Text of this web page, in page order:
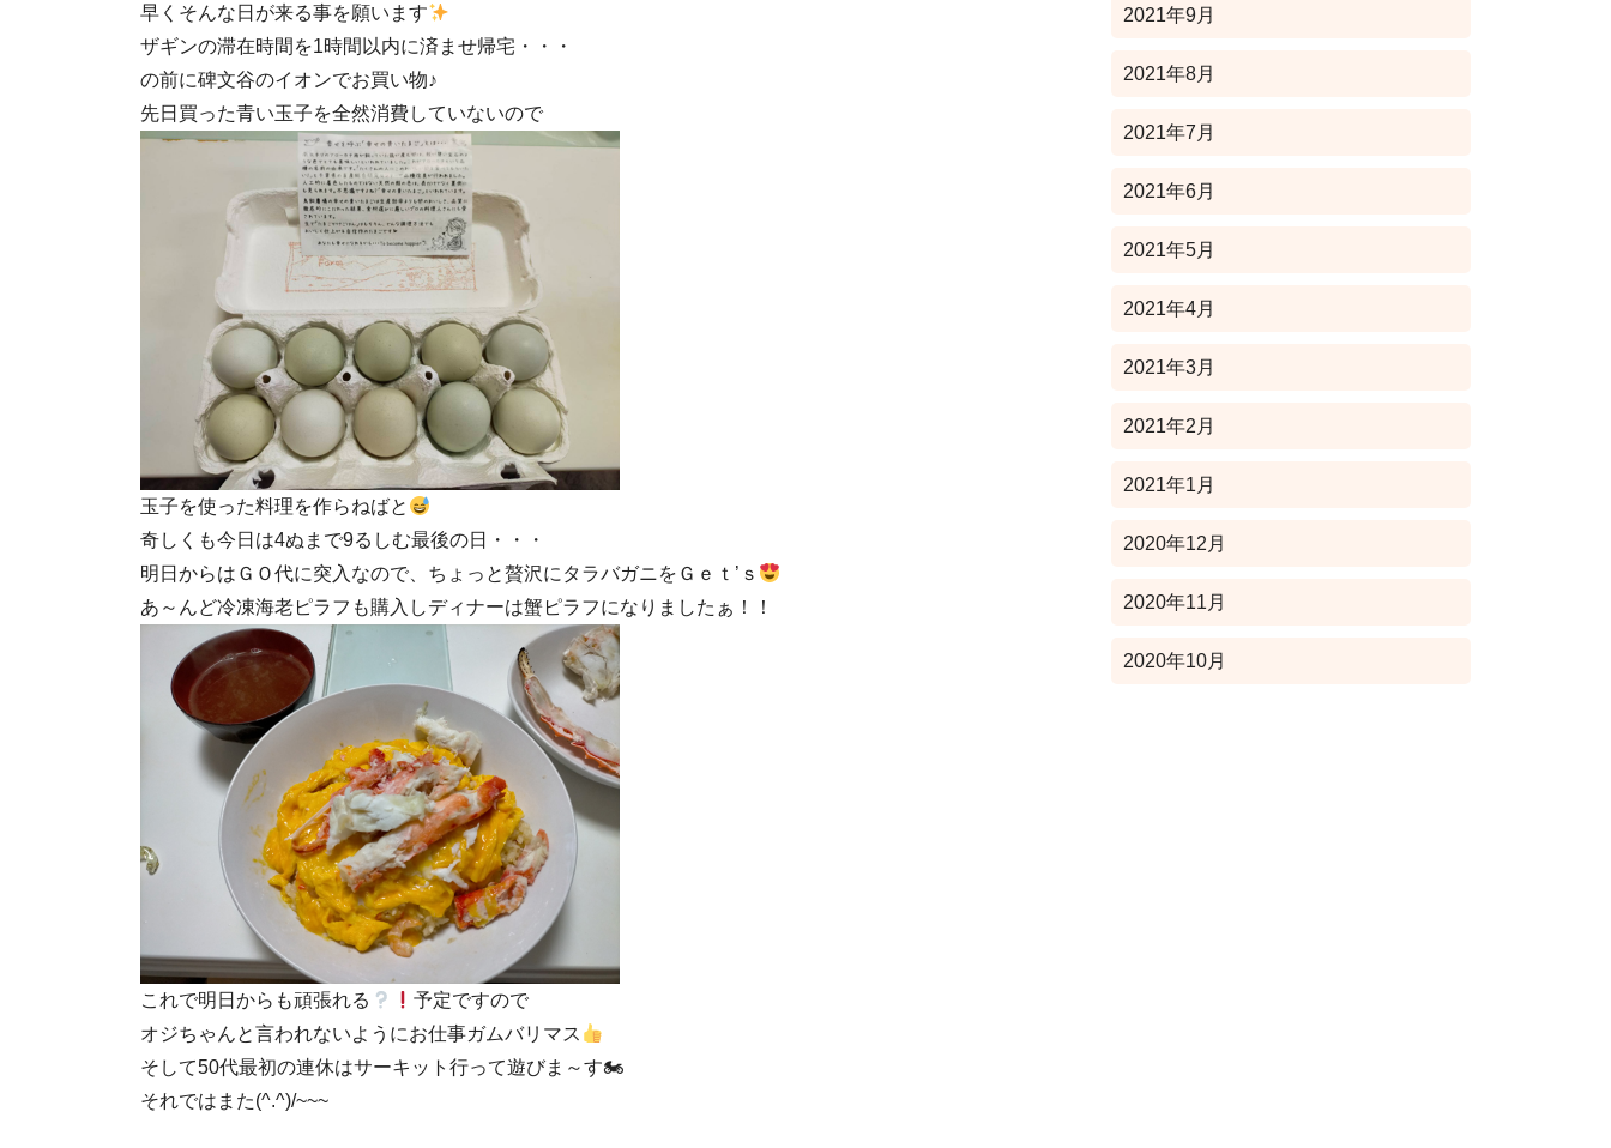
早くそんな日が来る事を願います
ザギンの滞在時間を1時間以内に済ませ帰宅・・・
の前に碑文谷のイオンでお買い物♪
先日買った青い玉子を全然消費していないので
玉子を使った料理を作らねばと
奇しくも今日は4ぬまで9るしむ最後の日・・・
明日からはＧＯ代に突入なので、ちょっと贅沢にタラバガニをＧｅｔ’ｓ
あ～んど冷凍海老ピラフも購入しディナーは蟹ピラフになりましたぁ！！
これで明日からも頑張れる
予定ですので
オジちゃんと言われないようにお仕事ガムバリマス
そして50代最初の連休はサーキット行って遊びま～す🏍
それではまた(^.^)/~~~
2021年9月
2021年8月
2021年7月
2021年6月
2021年5月
2021年4月
2021年3月
2021年2月
2021年1月
2020年12月
2020年11月
2020年10月